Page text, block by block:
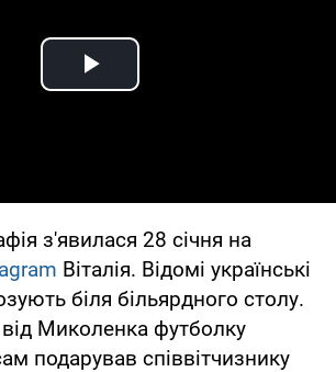
Play Video
з'явилася 28 січня на
Віталія. Відомі українські
біля більярдного столу.
Миколенка футболку
подарував співвітчизнику